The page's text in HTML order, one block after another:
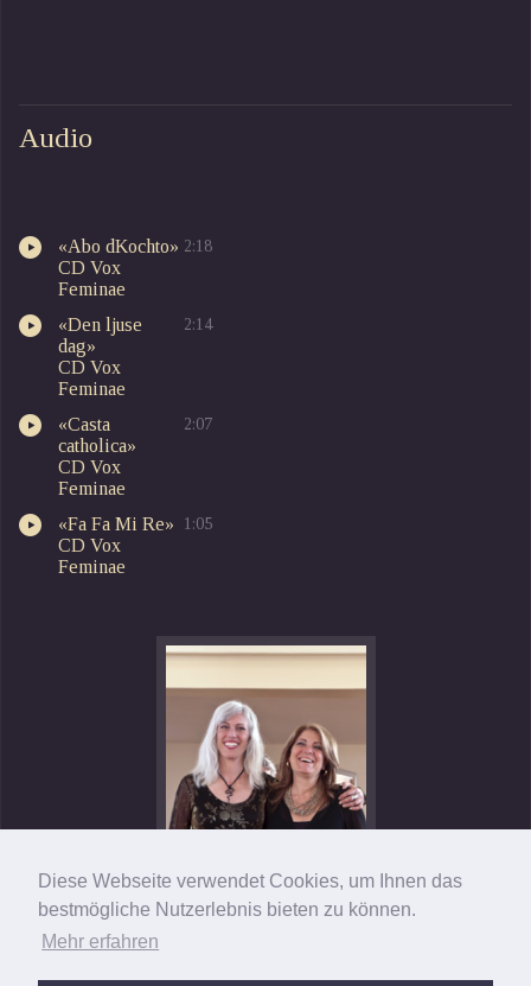
Diese Webseite verwendet Cookies, um Ihnen das
bestmögliche Nutzerlebnis bieten zu können.
Mehr erfahren
Audio
«Abo dKochto»
CD Vox
Feminae
2:18
«Den ljuse
dag»
CD Vox
Feminae
2:14
«Casta
catholica»
CD Vox
Feminae
2:07
«Fa Fa Mi Re»
CD Vox
Feminae
1:05